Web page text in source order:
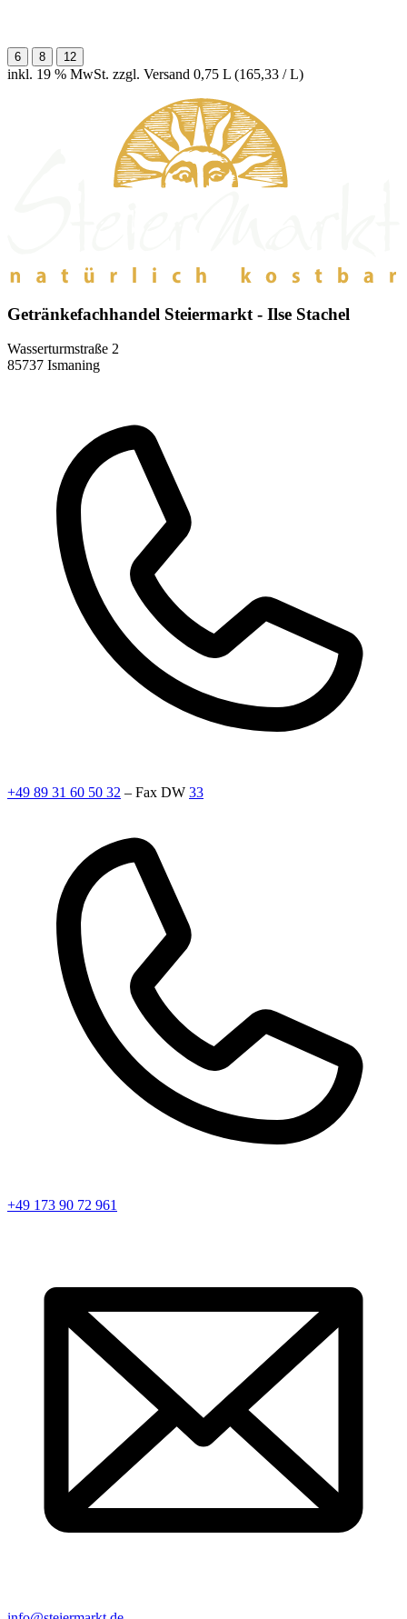
6 8 12
inkl. 19 % MwSt. zzgl. Versand 0,75 L (165,33 / L)
Getränkefachhandel Steiermarkt - Ilse Stachel
Wasserturmstraße 2
85737 Ismaning
+49 89 31 60 50 32 – Fax DW 33
+49 173 90 72 961